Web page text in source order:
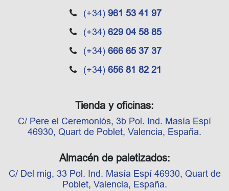
Tienda y oficinas:
C/ Pere el Ceremoniós, 3b Pol. Ind. Masía Espí
46930, Quart de Poblet, Valencia, España.
Almacén de paletizados:
C/ Del mig, 33 Pol. Ind. Masía Espí 46930, Quart de
Poblet, Valencia, España.
(+34) 961 53 41 97
(+34) 629 04 58 85
(+34) 666 65 37 37
(+34) 656 81 82 21